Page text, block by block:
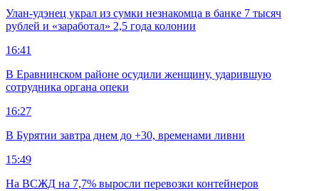
Улан-удэнец украл из сумки незнакомца в банке 7 тысяч
рублей и «заработал» 2,5 года колонии
16:41
В Еравнинском районе осудили женщину, ударившую
сотрудника органа опеки
16:27
В Бурятии завтра днем до +30, временами ливни
15:49
На ВСЖД на 7,7% выросли перевозки контейнеров